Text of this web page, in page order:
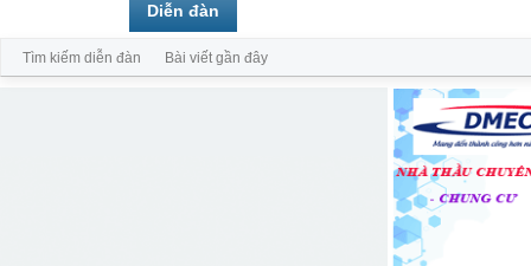
Diễn đàn
Tìm kiếm diễn đàn Bài viết gần đây